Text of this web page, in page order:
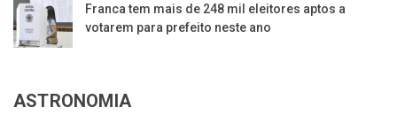
Franca tem mais de 248 mil eleitores aptos a
votarem para prefeito neste ano
ASTRONOMIA